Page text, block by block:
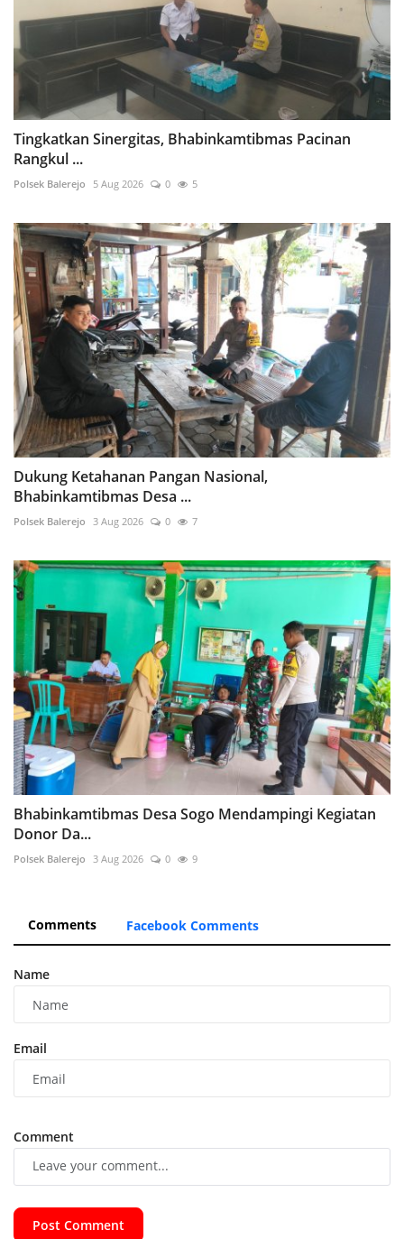
Tingkatkan Sinergitas, Bhabinkamtibmas Pacinan
Rangkul ...
Polsek Balerejo 5 Aug 2026 0 5
Dukung Ketahanan Pangan Nasional,
Bhabinkamtibmas Desa ...
Polsek Balerejo 3 Aug 2026 0 7
Bhabinkamtibmas Desa Sogo Mendampingi Kegiatan
Donor Da...
Polsek Balerejo 3 Aug 2026 0 9
Comments Facebook Comments
Name
Email
Comment
Post Comment